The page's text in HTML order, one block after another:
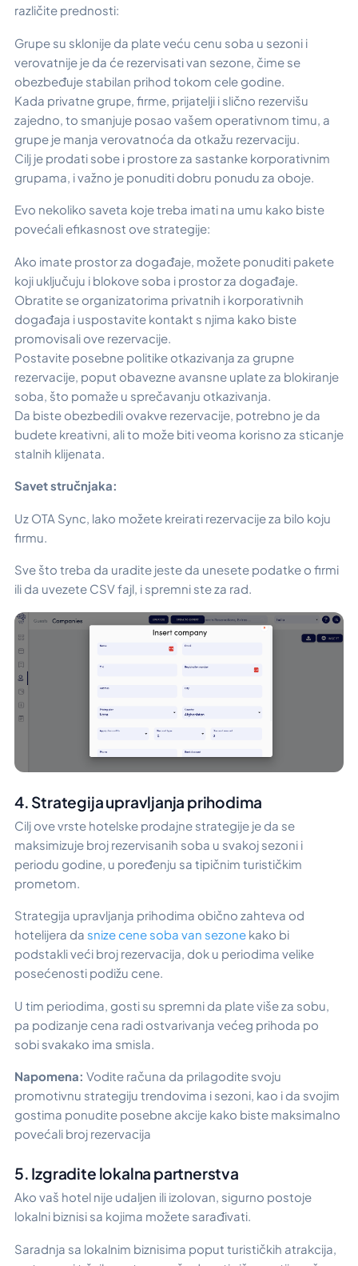
različite prednosti:
Grupe su sklonije da plate veću cenu soba u sezoni i
verovatnije je da će rezervisati van sezone, čime se
obezbeđuje stabilan prihod tokom cele godine.
Kada privatne grupe, firme, prijatelji i slično rezervišu
zajedno, to smanjuje posao vašem operativnom timu, a
grupe je manja verovatnoća da otkažu rezervaciju.
Cilj je prodati sobe i prostore za sastanke korporativnim
grupama, i važno je ponuditi dobru ponudu za oboje.
Evo nekoliko saveta koje treba imati na umu kako biste
povećali efikasnost ove strategije:
Ako imate prostor za događaje, možete ponuditi pakete
koji uključuju i blokove soba i prostor za događaje.
Obratite se organizatorima privatnih i korporativnih
događaja i uspostavite kontakt s njima kako biste
promovisali ove rezervacije.
Postavite posebne politike otkazivanja za grupne
rezervacije, poput obavezne avansne uplate za blokiranje
soba, što pomaže u sprečavanju otkazivanja.
Da biste obezbedili ovakve rezervacije, potrebno je da
budete kreativni, ali to može biti veoma korisno za sticanje
stalnih klijenata.
Savet stručnjaka:
Uz OTA Sync, lako možete kreirati rezervacije za bilo koju
firmu.
Sve što treba da uradite jeste da unesete podatke o firmi
ili da uvezete CSV fajl, i spremni ste za rad.
4. Strategija upravljanja prihodima
Cilj ove vrste hotelske prodajne strategije je da se
maksimizuje broj rezervisanih soba u svakoj sezoni i
periodu godine, u poređenju sa tipičnim turističkim
prometom.
Strategija upravljanja prihodima obično zahteva od
hotelijera da snize cene soba van sezone kako bi
podstakli veći broj rezervacija, dok u periodima velike
posećenosti podižu cene.
U tim periodima, gosti su spremni da plate više za sobu,
pa podizanje cena radi ostvarivanja većeg prihoda po
sobi svakako ima smisla.
Napomena: Vodite računa da prilagodite svoju
promotivnu strategiju trendovima i sezoni, kao i da svojim
gostima ponudite posebne akcije kako biste maksimalno
povećali broj rezervacija
5. Izgradite lokalna partnerstva
Ako vaš hotel nije udaljen ili izolovan, sigurno postoje
lokalni biznisi sa kojima možete sarađivati.
Saradnja sa lokalnim biznisima poput turističkih atrakcija,